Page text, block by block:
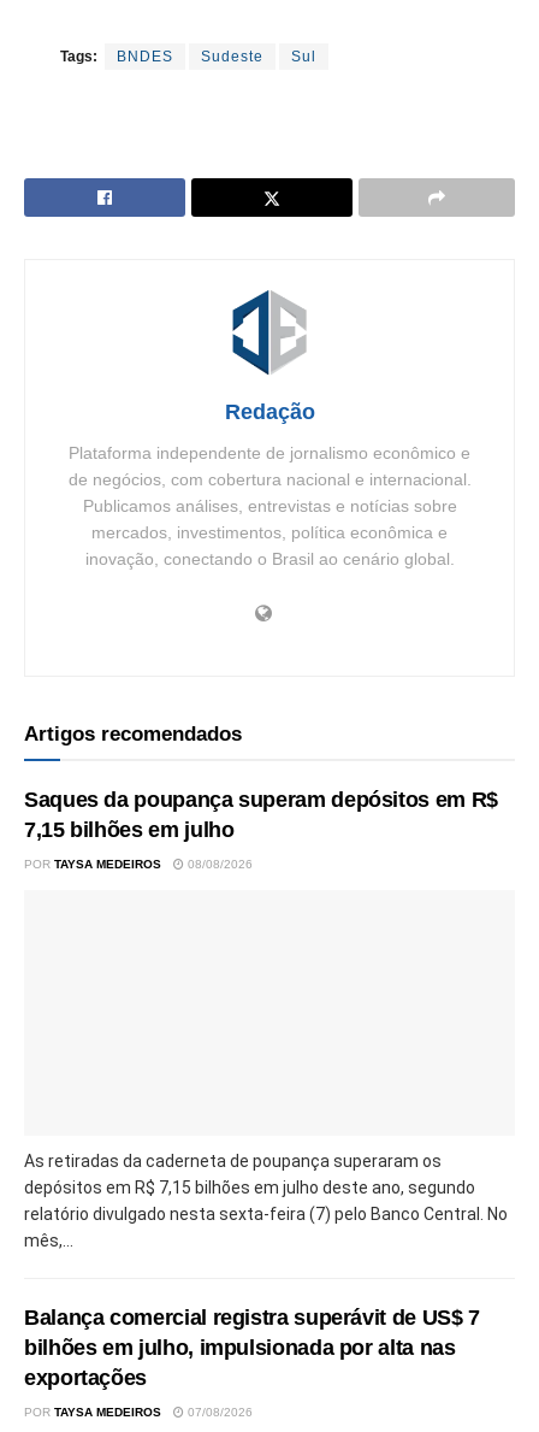
Tags: BNDES Sudeste Sul
Redação
Plataforma independente de jornalismo econômico e
de negócios, com cobertura nacional e internacional.
Publicamos análises, entrevistas e notícias sobre
mercados, investimentos, política econômica e
inovação, conectando o Brasil ao cenário global.
Artigos recomendados
Saques da poupança superam depósitos em R$
7,15 bilhões em julho
POR TAYSA MEDEIROS 08/08/2026
As retiradas da caderneta de poupança superaram os
depósitos em R$ 7,15 bilhões em julho deste ano, segundo
relatório divulgado nesta sexta-feira (7) pelo Banco Central. No
mês,...
Balança comercial registra superávit de US$ 7
bilhões em julho, impulsionada por alta nas
exportações
POR TAYSA MEDEIROS 07/08/2026